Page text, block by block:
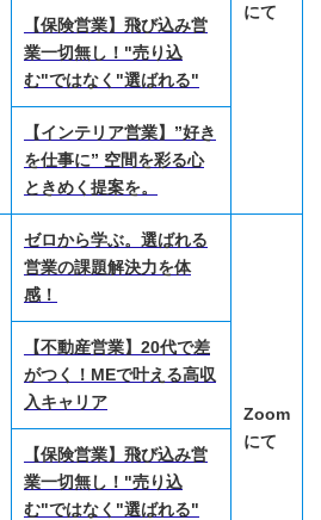
にて
【保険営業】飛び込み営
業一切無し！"売り込
む"ではなく"選ばれる"
【インテリア営業】”好き
を仕事に” 空間を彩る心
ときめく提案を。
ゼロから学ぶ。選ばれる
営業の課題解決力を体
感！
Zoom
にて
【不動産営業】20代で差
がつく！MEで叶える高収
入キャリア
【保険営業】飛び込み営
業一切無し！"売り込
む"ではなく"選ばれる"